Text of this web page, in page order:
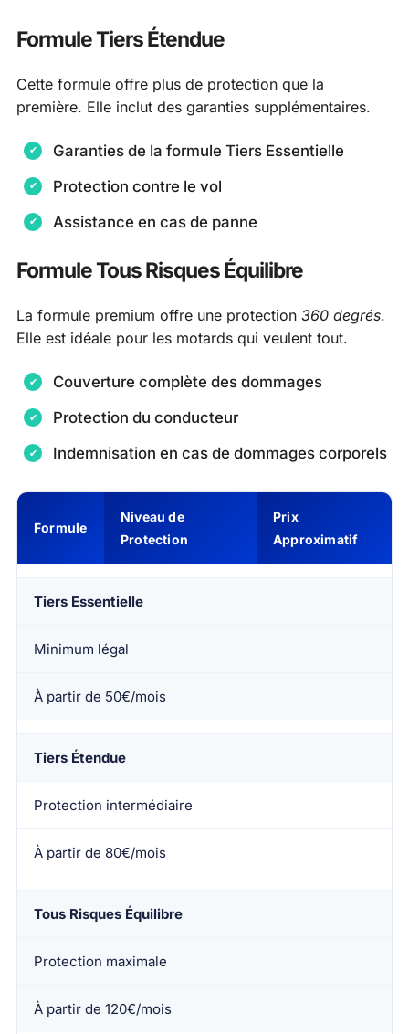
Formule Tiers Étendue
Cette formule offre plus de protection que la
première. Elle inclut des garanties supplémentaires.
Garanties de la formule Tiers Essentielle
Protection contre le vol
Assistance en cas de panne
Formule Tous Risques Équilibre
La formule premium offre une protection 360 degrés.
Elle est idéale pour les motards qui veulent tout.
Couverture complète des dommages
Protection du conducteur
Indemnisation en cas de dommages corporels
Formule
Niveau de
Protection
Prix
Approximatif
Tiers Essentielle
Minimum légal
À partir de 50€/mois
Tiers Étendue
Protection intermédiaire
À partir de 80€/mois
Tous Risques Équilibre
Protection maximale
À partir de 120€/mois